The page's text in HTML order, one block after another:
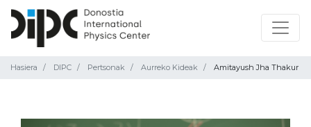
Hasiera DIPC Pertsonak Aurreko Kideak Amitayush Jha Thakur